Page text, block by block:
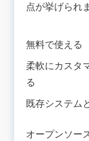
点が挙げられ
無料で使える
柔軟にカスタ
る
既存システム
オープンソー